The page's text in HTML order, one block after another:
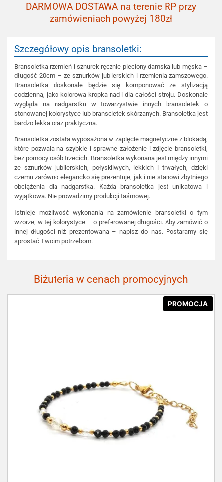
DARMOWA DOSTAWA na terenie RP przy
zamówieniach powyżej 180zł
Szczegółowy opis bransoletki:
Bransoletka rzemień i sznurek ręcznie pleciony damska lub męska –
długość 20cm – ze sznurków jubilerskich i rzemienia zamszowego.
Bransoletka doskonale będzie się komponować ze stylizacją
codzienną, jako kolorowa kropka nad i dla całości stroju. Doskonale
wygląda na nadgarstku w towarzystwie innych bransoletek o
stonowanej kolorystyce lub bransoletek skórzanych. Bransoletka jest
bardzo lekka oraz praktyczna.
Bransoletka została wyposażona w zapięcie magnetyczne z blokadą,
które pozwala na szybkie i sprawne założenie i zdjęcie bransoletki,
bez pomocy osób trzecich. Bransoletka wykonana jest między innymi
ze sznurków jubilerskich, połyskliwych, lekkich i trwałych, dzięki
czemu zarówno elegancko się prezentuje, jak i nie stanowi zbytniego
obciążenia dla nadgarstka. Każda bransoletka jest unikatowa i
wyjątkowa. Nie prowadzimy produkcji taśmowej.
Istnieje możliwość wykonania na zamówienie bransoletki o tym
wzorze, w tej kolorystyce – o preferowanej długości. Aby zamówić o
innej długości niż prezentowana – napisz do nas. Postaramy się
sprostać Twoim potrzebom.
Biżuteria w cenach promocyjnych
PROMOCJA